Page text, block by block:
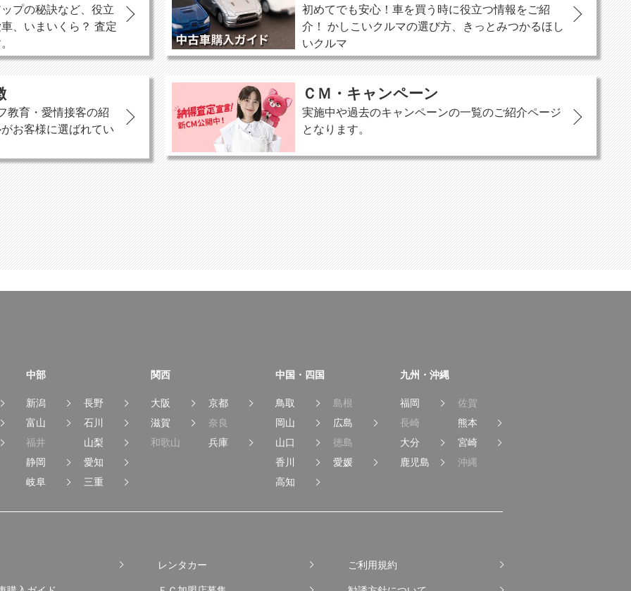
プの秘訣など、役立
、いまいくら？ 査定
初めてでも安心！車を買う時に役立つ情報をご紹
介！ かしこいクルマの選び方、きっとみつかるほし
いクルマ
教育・愛情接客の紹
お客様に選ばれてい
ＣＭ・キャンペーン
実施中や過去のキャンペーンの一覧のご紹介ページ
となります。
中部
新潟
長野
富山
石川
福井
山梨
静岡
愛知
岐阜
三重
関西
大阪
京都
滋賀
奈良
和歌山
兵庫
中国・四国
鳥取
島根
岡山
広島
山口
徳島
香川
愛媛
高知
九州・沖縄
福岡
佐賀
長崎
熊本
大分
宮崎
鹿児島
沖縄
レンタカー ご利用規約